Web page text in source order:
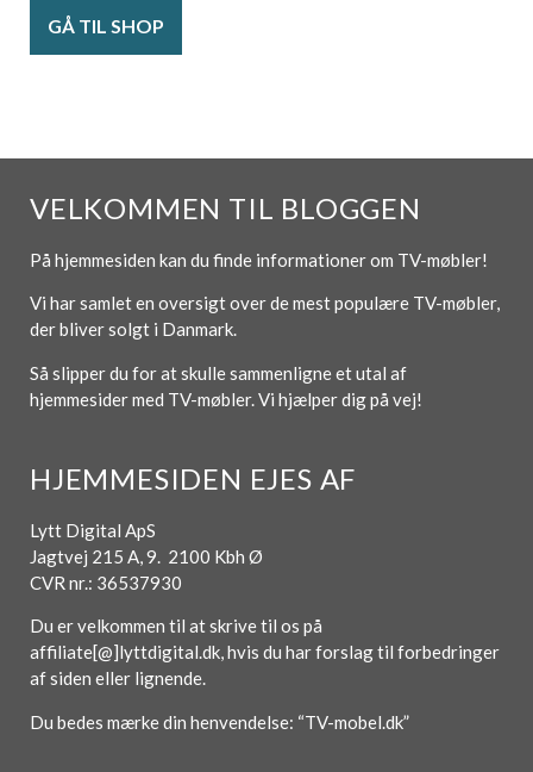
GÅ TIL SHOP
VELKOMMEN TIL BLOGGEN
På hjemmesiden kan du finde informationer om TV-møbler!
Vi har samlet en oversigt over de mest populære TV-møbler,
der bliver solgt i Danmark.
Så slipper du for at skulle sammenligne et utal af
hjemmesider med TV-møbler. Vi hjælper dig på vej!
HJEMMESIDEN EJES AF
Lytt Digital ApS
Jagtvej 215 A, 9. 2100 Kbh Ø
CVR nr.: 36537930
Du er velkommen til at skrive til os på
affiliate[@]lyttdigital.dk, hvis du har forslag til forbedringer
af siden eller lignende.
Du bedes mærke din henvendelse: “TV-mobel.dk”